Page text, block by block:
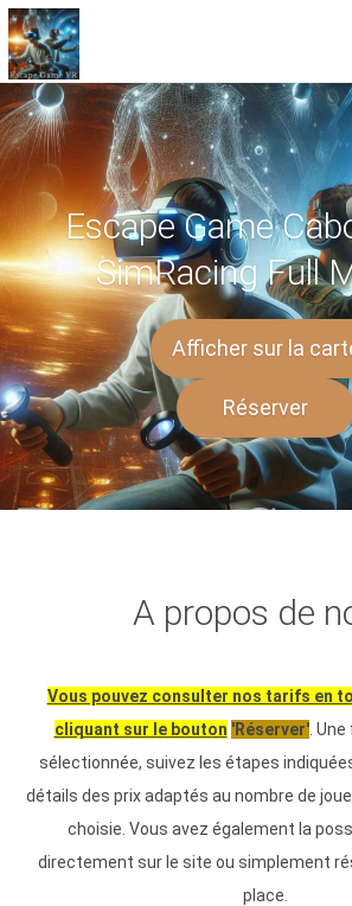
Escape Game
SimRacing Full
Afficher sur la
Réserver
A propos de
Vous pouvez consulter nos tarifs en
cliquant sur le bouton 'Réserver'.
sélectionnée, suivez les étapes
détails des prix adaptés au nombre de
choisie. Vous avez également la
directement sur le site ou simplement
place.